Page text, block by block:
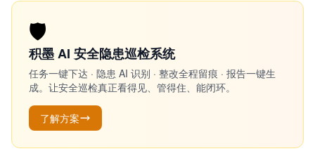
🛡️
积墨 AI 安全隐患巡检系统
任务一键下达 · 隐患 AI 识别 · 整改全程留痕 · 报告一键生
成。让安全巡检真正看得见、管得住、能闭环。
了解方案